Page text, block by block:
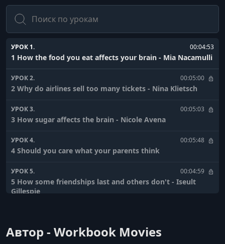
Поиск
УРОК 1. 00:04:53
1 How the food you eat affects your brain - Mia Nacamulli
УРОК 2. 00:05:00
2 Why do airlines sell too many tickets - Nina Klietsch
УРОК 3. 00:05:03
3 How sugar affects the brain - Nicole Avena
УРОК 4. 00:05:48
4 Should you care what your parents think
УРОК 5. 00:04:59
5 How some friendships last and others don't - Iseult
Gillespie
Автор - Workbook Movies